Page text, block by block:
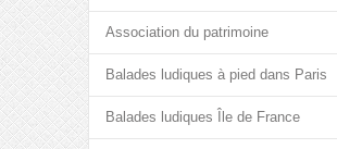
Association du patrimoine
Balades ludiques à pied dans Paris
Balades ludiques Île de France